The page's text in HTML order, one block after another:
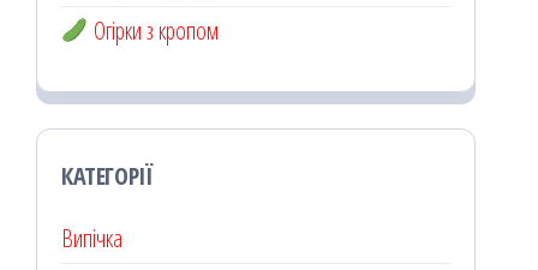
Огірки з кропом
КАТЕГОРІЇ
Випічка